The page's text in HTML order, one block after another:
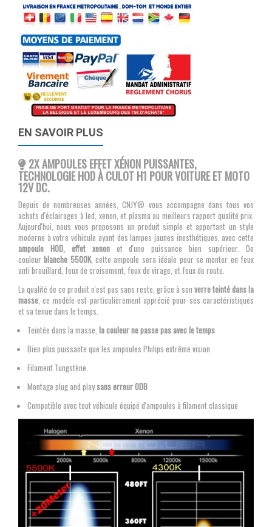
EN SAVOIR PLUS
2X AMPOULES EFFET XÉNON PUISSANTES,
TECHNOLOGIE HOD À CULOT H1 POUR VOITURE ET MOTO
12V DC.
Depuis de nombreuses années, CNJY® vous accompagne dans tous vos
achats d'éclairages à led, xenon, et plasma au meilleurs rapport qualité prix.
Aujourd'hui, nous vous proposons un produit simple et apportant un style
moderne à votre véhicule ayant des lampes jaunes inesthétiques, avec cette
ampoule HOD, effet xenonet d'une puissance bien supérieur. De
couleur blanche 5500K, cette ampoule sera idéale pour se monter en feux
anti brouillard, feux de croisement, feux de virage, et feux de route.
La qualité de ce produit n'est pas sans reste, grâce à son verre teinté dans la
masse, ce modèle est particulièrement apprécié pour ses caractéristiques
et sa tenue dans le temps.
Teintée dans la masse, la couleur ne passe pas avec le temps
Bien plus puissante que les ampoules Philips extrême vision
Filament Tungstène.
Montage plug and playsans erreur ODB
Compatible avec tout véhicule équipé d'ampoules à filament classique